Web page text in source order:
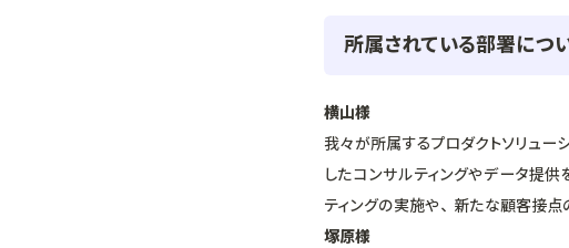
所属されている部署につ
横山様
我々が所属するプロダクトソリュ
したコンサルティングやデータ提
ティングの実施や、新たな顧客接点
塚原様